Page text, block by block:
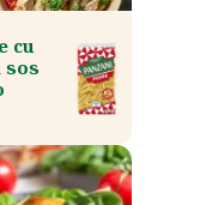
cu
sos